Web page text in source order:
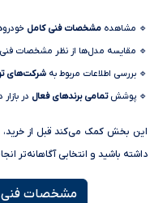
🔹 مشاهده مشخصات فنی کامل
🔹 مقایسه مدل‌ها از نظر مشخصات
🔹 بررسی اطلاعات مربوط به شرکت‌های
🔹 پوششتمامی برندهای فعال در
این بخش کمک می‌کند قبل از
داشته باشید و انتخابی آگاهانه‌تر
مشخصات فنی